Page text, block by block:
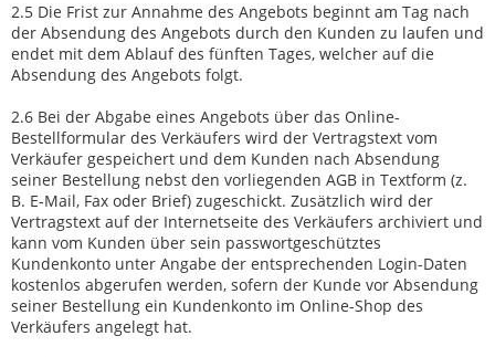
2.5 Die Frist zur Annahme des Angebots beginnt am Tag nach
der Absendung des Angebots durch den Kunden zu laufen und
endet mit dem Ablauf des fünften Tages, welcher auf die
Absendung des Angebots folgt.
2.6 Bei der Abgabe eines Angebots über das Online-
Bestellformular des Verkäufers wird der Vertragstext vom
Verkäufer gespeichert und dem Kunden nach Absendung
seiner Bestellung nebst den vorliegenden AGB in Textform (z.
B. E-Mail, Fax oder Brief) zugeschickt. Zusätzlich wird der
Vertragstext auf der Internetseite des Verkäufers archiviert und
kann vom Kunden über sein passwortgeschütztes
Kundenkonto unter Angabe der entsprechenden Login-Daten
kostenlos abgerufen werden, sofern der Kunde vor Absendung
seiner Bestellung ein Kundenkonto im Online-Shop des
Verkäufers angelegt hat.